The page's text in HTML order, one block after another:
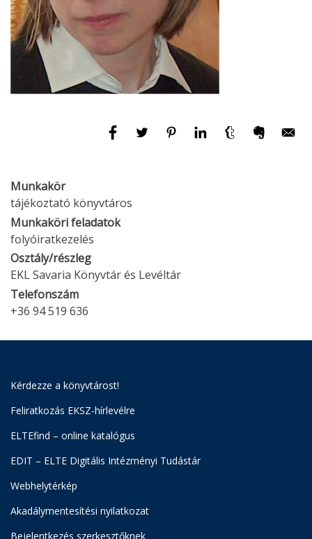
Munkakör
tájékoztató könyvtáros
Munkaköri feladatok
folyóiratkezelés
Osztály/részleg
EKL Savaria Könyvtár és Levéltár
Telefonszám
+36 94 519 636
Kérdezze a könyvtárost!
Feliratkozás EKSZ-hírlevélre
ELTEfind – online katalógus
EDIT – ELTE Digitális Intézményi Tudástár
Webhelytérkép
Akadálymentesítési nyilatkozat
Bejelentkezés szerkesztőknek